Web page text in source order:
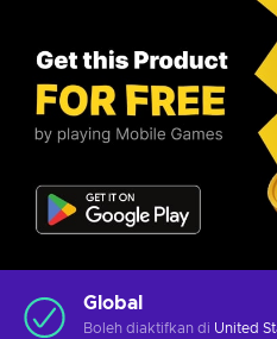
Global
Boleh diaktifkan di United